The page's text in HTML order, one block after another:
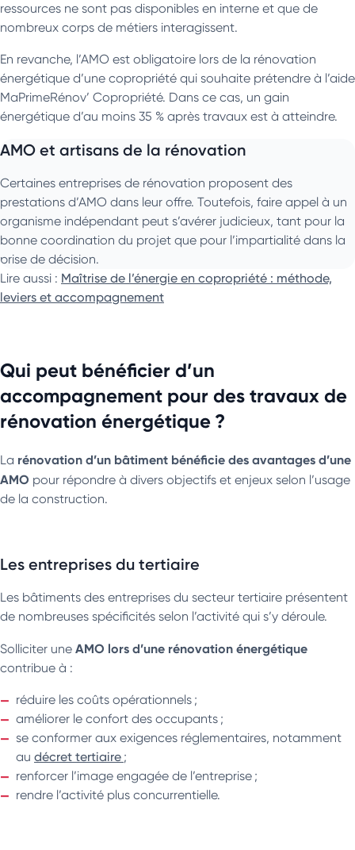
ressources ne sont pas disponibles en interne et que de
nombreux corps de métiers interagissent.
En revanche, l’AMO est obligatoire lors de la rénovation
énergétique d’une copropriété qui souhaite prétendre à l’aide
MaPrimeRénov’ Copropriété. Dans ce cas, un gain
énergétique d’au moins 35 % après travaux est à atteindre.
AMO et artisans de la rénovation
Certaines entreprises de rénovation proposent des
prestations d’AMO dans leur offre. Toutefois, faire appel à un
organisme indépendant peut s’avérer judicieux, tant pour la
bonne coordination du projet que pour l’impartialité dans la
prise de décision.
Lire aussi : Maîtrise de l’énergie en copropriété : méthode,
leviers et accompagnement
Qui peut bénéficier d’un
accompagnement pour des travaux de
rénovation énergétique ?
La rénovation d’un bâtiment bénéficie des avantages d’une
AMO pour répondre à divers objectifs et enjeux selon l’usage
de la construction.
Les entreprises du tertiaire
Les bâtiments des entreprises du secteur tertiaire présentent
de nombreuses spécificités selon l’activité qui s’y déroule.
Solliciter une AMO lors d’une rénovation énergétique
contribue à :
réduire les coûts opérationnels ;
améliorer le confort des occupants ;
se conformer aux exigences réglementaires, notamment
au décret tertiaire ;
renforcer l’image engagée de l’entreprise ;
rendre l’activité plus concurrentielle.